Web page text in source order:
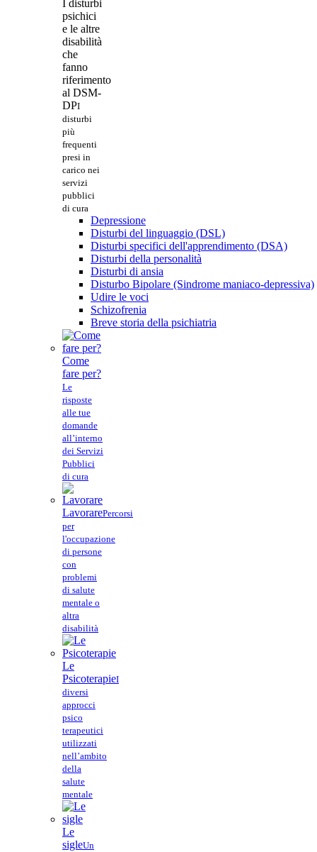
I disturbi
psichici
e le altre
disabilità
che
fanno
riferimento
al DSM-
DPI
disturbi
più
frequenti
presi in
carico nei
servizi
pubblici
di cura
Depressione
Disturbi del linguaggio (DSL)
Disturbi specifici dell'apprendimento (DSA)
Disturbi della personalità
Disturbi di ansia
Disturbo Bipolare (Sindrome maniaco-depressiva)
Udire le voci
Schizofrenia
Breve storia della psichiatria
Come
fare per?
Le
risposte
alle tue
domande
all’interno
dei Servizi
Pubblici
di cura
LavorarePercorsi
per
l'occupazione
di persone
con
problemi
di salute
mentale o
altra
disabilità
Le
PsicoterapieI
diversi
approcci
psico
terapeutici
utilizzati
nell’ambito
della
salute
mentale
Le
sigleUn